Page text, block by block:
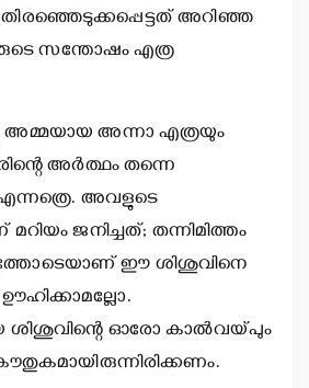
അറിഞ്ഞ
സന്തോഷം എത്ര
അമ്മയായ അന്നാ എത്രയും
അര്‍ത്ഥം തന്നെ
അവളുടെ
ജനിച്ചത്; തന്നിമിത്തം
ഈ ശിശുവിനെ
ഓരോ കാല്‍വയ്പും